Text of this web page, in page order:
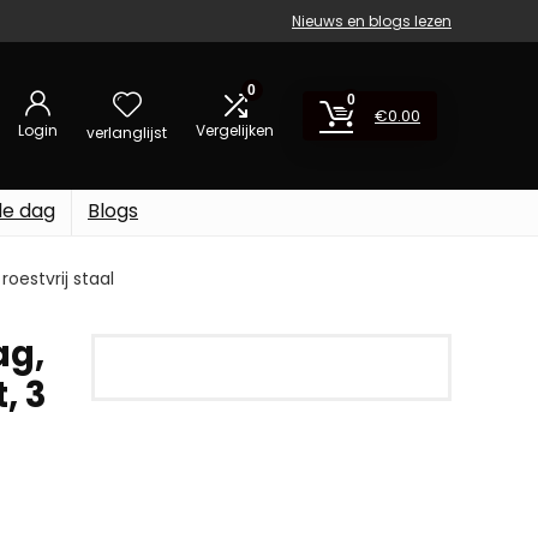
Nieuws en blogs lezen
Login verlanglijst
0
Vergelijken
0
€0.00
dag Blogs
staal
3